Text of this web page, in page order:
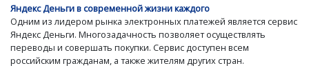
Яндекс Деньги в современной жизни каждого
Одним из лидером рынка электронных платежей является сервис
Яндекс Деньги. Многозадачность позволяет осуществлять
переводы и совершать покупки. Сервис доступен всем
российским гражданам, а также жителям других стран.